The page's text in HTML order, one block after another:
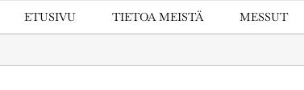
ETUSIVU TIETOA MEISTÄ MESSUT